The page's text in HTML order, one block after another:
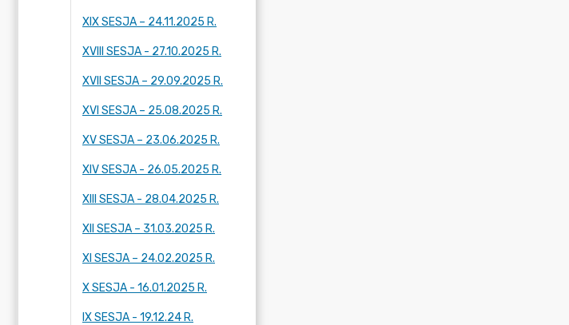
XIX SESJA – 24.11.2025 R.
XVIII SESJA - 27.10.2025 R.
XVII SESJA – 29.09.2025 R.
XVI SESJA – 25.08.2025 R.
XV SESJA – 23.06.2025 R.
XIV SESJA - 26.05.2025 R.
XIII SESJA - 28.04.2025 R.
XII SESJA – 31.03.2025 R.
XI SESJA – 24.02.2025 R.
X SESJA - 16.01.2025 R.
IX SESJA - 19.12.24 R.